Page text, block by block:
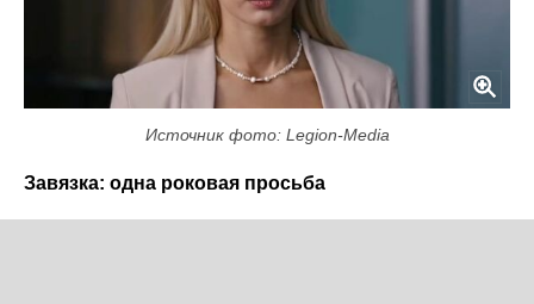
Источник фото: Legion-Media
Завязка: одна роковая просьба